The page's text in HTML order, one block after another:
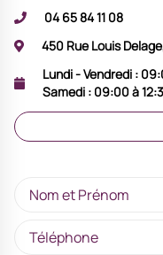
04 65 84 11 08
450 Rue Louis
Lundi - Vendredi :
Samedi : 09:00 à